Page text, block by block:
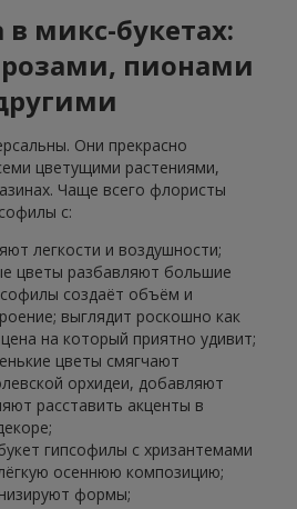
микс-букетах:
розами, пионами
Они прекрасно
цветущими растениями,
Чаще всего флористы
с:
легкости и воздушности;
цветы разбавляют большие
создаёт объём и
выглядит роскошно как
на который приятно удивит;
цветы смягчают
орхидеи, добавляют
расставить акценты в
гипсофилы с хризантемами
осеннюю композицию;
формы;